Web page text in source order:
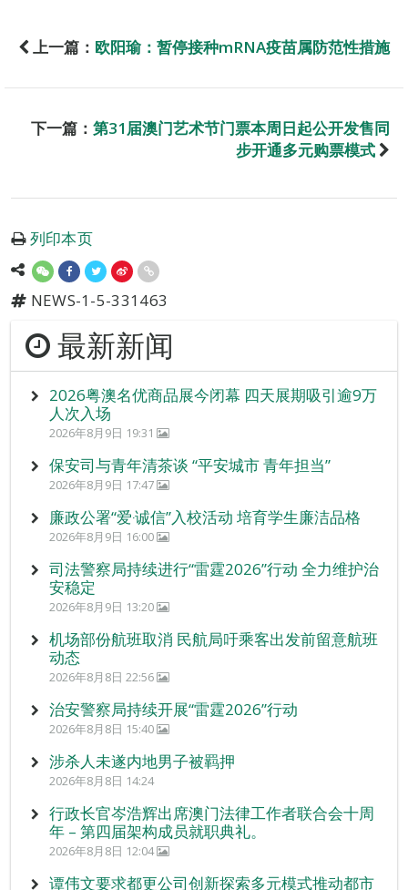
上一篇： 欧阳瑜：暂停接种mRNA疫苗属防范性措施
下一篇： 第31届澳门艺术节门票本周日起公开发售同
步开通多元购票模式
列印本页
NEWS-1-5-331463
最新新闻
2026粤澳名优商品展今闭幕 四天展期吸引逾9万
人次入场
2026年8月9日 19:31
保安司与青年清茶谈 “平安城市 青年担当”
2026年8月9日 17:47
廉政公署“爱‧诚信”入校活动 培育学生廉洁品格
2026年8月9日 16:00
司法警察局持续进行“雷霆2026”行动 全力维护治
安稳定
2026年8月9日 13:20
机场部份航班取消 民航局吁乘客出发前留意航班
动态
2026年8月8日 22:56
治安警察局持续开展“雷霆2026”行动
2026年8月8日 15:40
涉杀人未遂内地男子被羁押
2026年8月8日 14:24
行政长官岑浩辉出席澳门法律工作者联合会十周
年 – 第四届架构成员就职典礼。
2026年8月8日 12:04
谭伟文要求都更公司创新探索多元模式推动都市